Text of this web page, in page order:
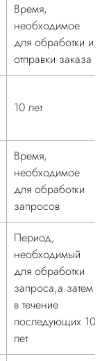
Время,
необходимое
для обработки и
отправки заказа
10 лет
Время,
необходимое
для обработки
запросов
Период,
необходимый
для обработки
запроса,а затем
в течение
последующих 10
лет